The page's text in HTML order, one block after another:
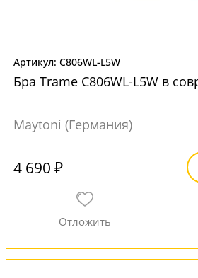
C806WL-L5W
Бра Trame C806WL-L5W в
Maytoni (Германия)
4 690 ₽